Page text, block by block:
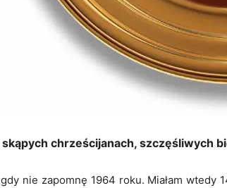
skąpych chrześcijanach, szczęśliwych
nie zapomnę 1964 roku. Miałam wtedy